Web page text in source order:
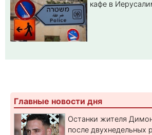
кафе в
Главные новости дня
Останки жителя
после двухнедельных